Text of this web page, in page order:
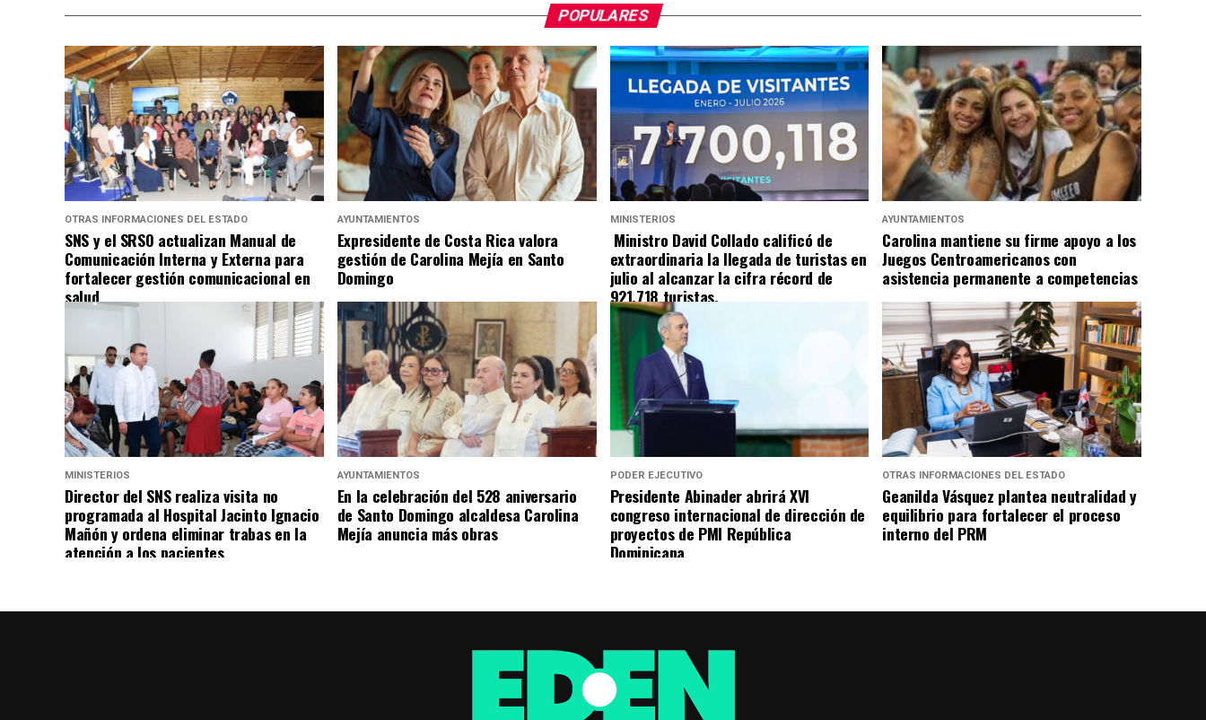
POPULARES
OTRAS INFORMACIONES DEL ESTADO
SNS y el SRSO actualizan Manual de
Comunicación Interna y Externa para
fortalecer gestión comunicacional en
salud
AYUNTAMIENTOS
Expresidente de Costa Rica valora
gestión de Carolina Mejía en Santo
Domingo
MINISTERIOS
Ministro David Collado calificó de
extraordinaria la llegada de turistas en
julio al alcanzar la cifra récord de
921,718 turistas.
AYUNTAMIENTOS
Carolina mantiene su firme apoyo a los
Juegos Centroamericanos con
asistencia permanente a competencias
MINISTERIOS
Director del SNS realiza visita no
programada al Hospital Jacinto Ignacio
Mañón y ordena eliminar trabas en la
atención a los pacientes
AYUNTAMIENTOS
En la celebración del 528 aniversario
de Santo Domingo alcaldesa Carolina
Mejía anuncia más obras
PODER EJECUTIVO
Presidente Abinader abrirá XVI
congreso internacional de dirección de
proyectos de PMI República
Dominicana
OTRAS INFORMACIONES DEL ESTADO
Geanilda Vásquez plantea neutralidad y
equilibrio para fortalecer el proceso
interno del PRM